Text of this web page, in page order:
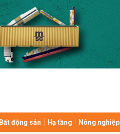
Bất động sản Hạ tầng Nông nghiệp